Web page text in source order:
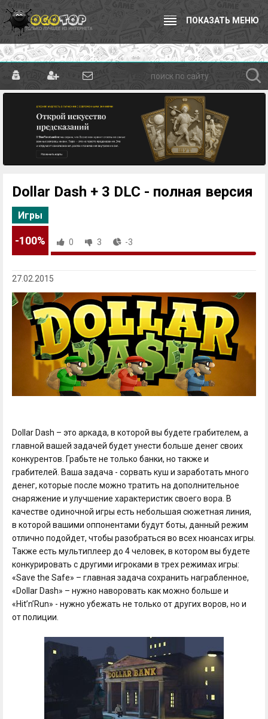
ПОКАЗАТЬ МЕНЮ
Dollar Dash + 3 DLC - полная версия
Игры
-100% 0 3 -3
27.02.2015
Dollar Dash – это аркада, в которой вы будете грабителем, а
главной вашей задачей будет унести больше денег своих
конкурентов. Грабьте не только банки, но также и
грабителей. Ваша задача - сорвать куш и заработать много
денег, которые после можно тратить на дополнительное
снаряжение и улучшение характеристик своего вора. В
качестве одиночной игры есть небольшая сюжетная линия,
в которой вашими оппонентами будут боты, данный режим
отлично подойдет, чтобы разобраться во всех нюансах игры.
Также есть мультиплеер до 4 человек, в котором вы будете
конкурировать с другими игроками в трех режимах игры:
«Save the Safe» – главная задача сохранить награбленное,
«Dollar Dash» – нужно наворовать как можно больше и
«Hit’n’Run» - нужно убежать не только от других воров, но и
от полиции.